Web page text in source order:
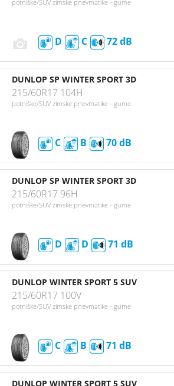
potniške/SUV zimske pnevmatike - gume
D C 72
DUNLOP SP WINTER SPORT 3D
215/60R17 104H
potniške/SUV zimske pnevmatike - gume
C B 70
DUNLOP SP WINTER SPORT 3D
215/60R17 96H
potniške/SUV zimske pnevmatike - gume
D D 71
DUNLOP WINTER SPORT 5 SUV
215/60R17 100V
potniške/SUV zimske pnevmatike - gume
C B 71
DUNLOP WINTER SPORT 5 SUV